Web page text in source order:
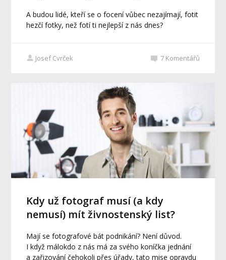
A budou lidé, kteří se o focení vůbec nezajímají, fotit
hezčí fotky, než fotí ti nejlepší z nás dnes?
Josef Cvrček 7 Komentářů
Kdy už fotograf musí (a kdy
nemusí) mít živnostenský list?
Mají se fotografové bát podnikání? Není důvod.
I když málokdo z nás má za svého koníčka jednání
a zařizování čehokoli přes úřady, tato mise opravdu